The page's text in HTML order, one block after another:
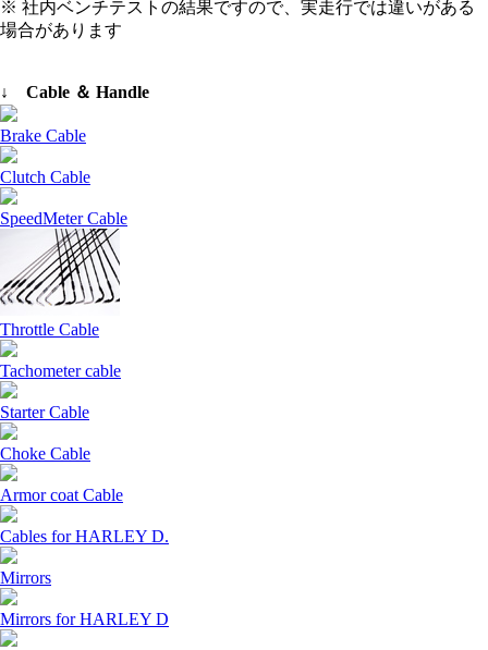
※ 社内ベンチテストの結果ですので、実走行では違いがある
場合があります
↓ Cable ＆ Handle
Brake Cable
Clutch Cable
SpeedMeter Cable
Throttle Cable
Tachometer cable
Starter Cable
Choke Cable
Armor coat Cable
Cables for HARLEY D.
Mirrors
Mirrors for HARLEY D